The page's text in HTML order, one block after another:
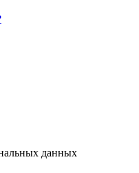
данных